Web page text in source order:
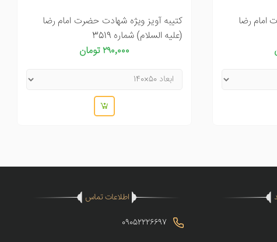
امام رضا
کتیبه آویز ویژه شهادت حضرت امام رضا
(علیه السلام) شماره 3519
۲۹۰٬۰۰۰ تومان
اطلاعات تماس
09052226697